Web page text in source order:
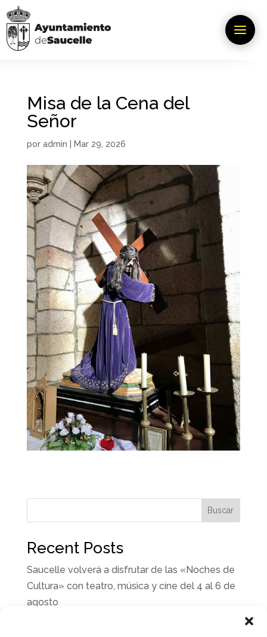
Misa de la Cena del
Señor
por admin Mar 29, 2026
Buscar
Recent Posts
Saucelle volverá a disfrutar de las «Noches de
Cultura» con teatro, música y cine del 4 al 6 de
agosto